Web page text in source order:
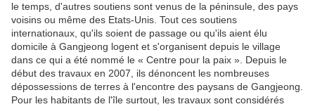
le temps, d'autres soutiens sont venus de la péninsule, des pays
voisins ou même des Etats-Unis. Tout ces soutiens
internationaux, qu'ils soient de passage ou qu'ils aient élu
domicile à Gangjeong logent et s'organisent depuis le village
dans ce qui a été nommé le « Centre pour la paix ». Depuis le
début des travaux en 2007, ils dénoncent les nombreuses
dépossessions de terres à l'encontre des paysans de Gangjeong.
Pour les habitants de l'île surtout, les travaux sont considérés